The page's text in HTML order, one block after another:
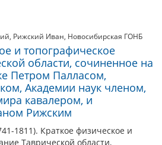
Рижский Иван Новосибирская ГОНБ
и топографическое
области, сочиненное на
Петром Палласом,
Академии наук членом,
кавалером, и
Рижским
1811). Краткое физическое и
Таврической области,